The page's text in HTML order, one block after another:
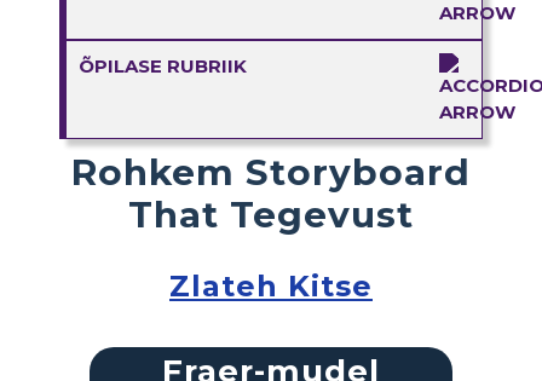
ÕPILASE RUBRIIK
Rohkem Storyboard
That Tegevust
Zlateh Kitse
Fraer-mudel